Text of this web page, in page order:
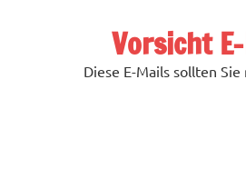
Vorsicht
Diese E-Mails sollten